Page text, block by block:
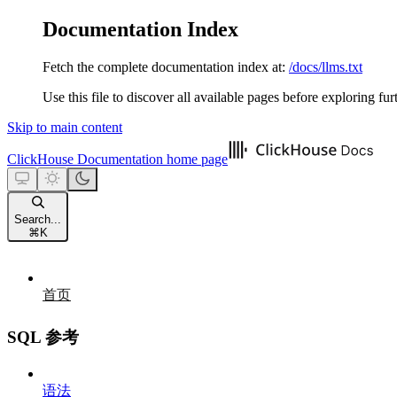
Documentation Index
Fetch the complete documentation index at: /docs/llms.txt
Use this file to discover all available pages before exploring
Skip to main content
ClickHouse Documentation home page
Search...
⌘ K
首页
SQL 参考
语法